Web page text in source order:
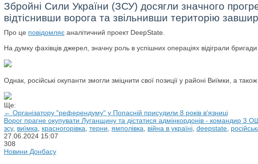
Збройні Сили України (ЗСУ) досягли значного
відтіснивши ворога та звільнивши територію
Про це повідомляє аналітичний проект DeepState.
На думку фахівців джерел, значну роль в успішних операціях відіграли
Однак, російські окупанти змогли зміцнити свої позиції у районі Виїмки, а
Ще:
← Організатору "референдуму" у Попасній присудили 8 років в'язниці
Ворог прагне окупувати Луганщину та дістатися адмінкордонів - командир 3
зсу, виїмка, красногорівка, терни, ямполівка, війна в україні, deepstate,
27.06.2024 15:07
308
Новини Донбасу